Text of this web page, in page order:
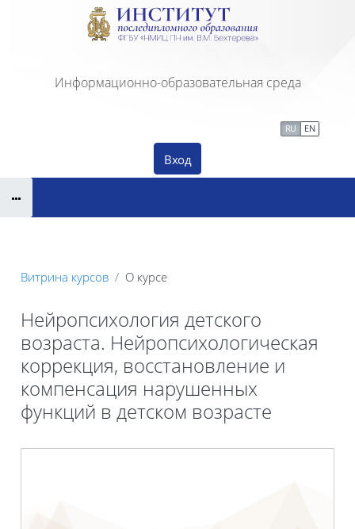
Перейти к основному содержанию
Информационно-образовательная среда
Вход
RU EN
Витрина курсов О курсе
Нейропсихология детского
возраста. Нейропсихологическая
коррекция, восстановление и
компенсация нарушенных
функций в детском возрасте